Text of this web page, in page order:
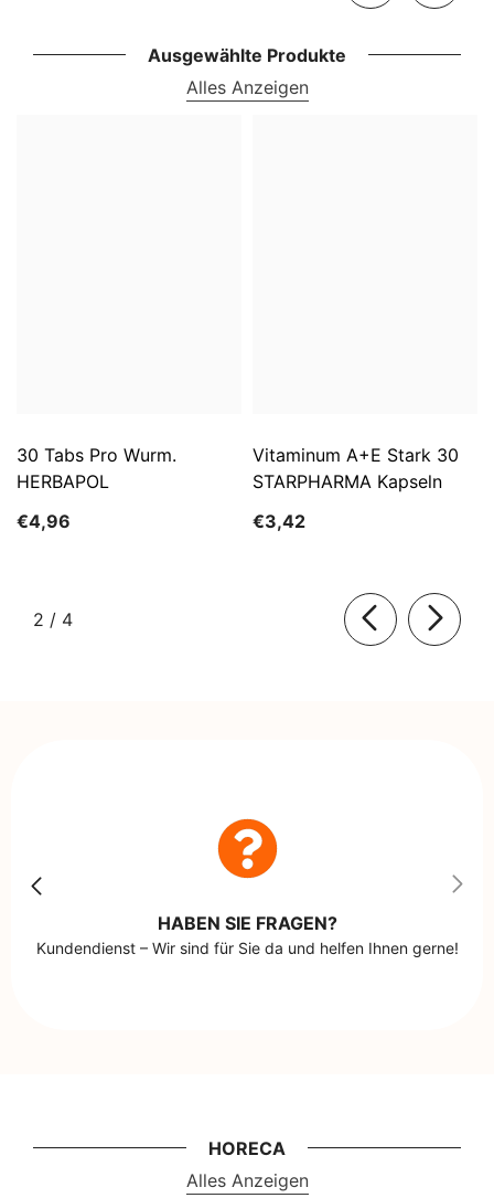
Ausgewählte Produkte
Alles Anzeigen
30 Tabs Pro Wurm.
HERBAPOL
€4,96
Vitaminum A+E Stark 30
STARPHARMA Kapseln
€3,42
2 / von
4
HABEN SIE FRAGEN?
Kundendienst – Wir sind für Sie da und helfen Ihnen gerne!
HORECA
Alles Anzeigen